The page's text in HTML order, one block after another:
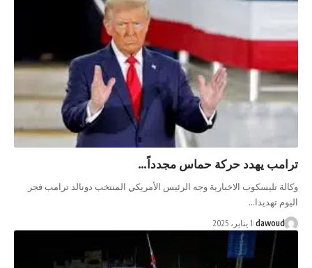
يهدد حركة حماس مجدداً…
تليسكوب الاخبارية وجه الرئيس الأمريكي المنتخب دونالد ترامب فجر
تهديدا…
dawoud 1 يناير، 2025